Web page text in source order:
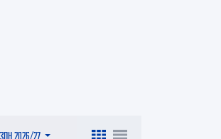
2026/27